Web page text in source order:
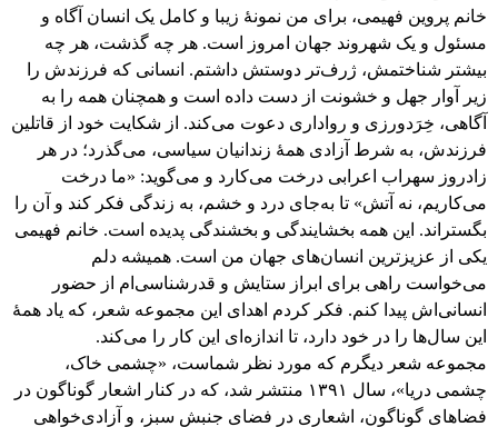
خانم پروین فهیمی، برای من نمونۀ زیبا و کامل یک انسان آگاه و
مسئول و یک شهروند جهان امروز است. هر چه گذشت، هر چه
بیشتر شناختمش، ژرف‌تر دوستش داشتم. انسانی که فرزندش را
زیر آوار جهل و خشونت از دست داده است و همچنان همه را به
آگاهی، خِرَدورزی و رواداری دعوت می‌کند. از شکایت خود از قاتلین
فرزندش، به شرط آزادی همۀ زندانیان سیاسی، می‌گذرد؛ در هر
زادروز سهراب اعرابی درخت می‌کارد و می‌گوید: «ما درخت
می‌کاریم، نه آتش» تا به‌جای درد و خشم، به زندگی فکر کند و آن را
بگستراند. این همه بخشایندگی و بخشندگی پدیده است. خانم فهیمی
یکی از عزیزترین انسان‌های جهان من است. همیشه دلم
می‌خواست راهی برای ابراز ستایش و قدرشناسی‌ام از حضور
انسانی‌اش پیدا کنم. فکر کردم اهدای این مجموعه شعر، که یاد همۀ
این سال‌ها را در خود دارد، تا اندازه‌ای این کار را می‌کند.
مجموعه شعر دیگرم که مورد نظر شماست، «چشمی خاک،
چشمی دریا»، سال ۱۳۹۱ منتشر شد، که در کنار اشعار گوناگون در
فضاهای گوناگون، اشعاری در فضای جنبش سبز، و آزادی‌خواهی